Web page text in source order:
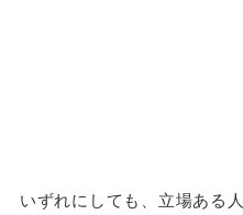
いずれにしても、立場ある